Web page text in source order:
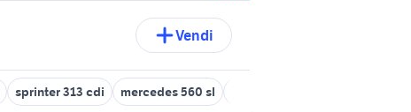
Vendi
sprinter 313 cdi mercedes 560 sl